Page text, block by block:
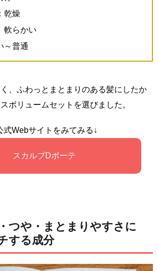
乾燥
軟らかい
～普通
、ふわっとまとまりのある髪にしたか
ボリュームセットを選びました。
式Webサイトをみてみる↓
スカルプDボーテ
つや・まとまりやすさに
する成分